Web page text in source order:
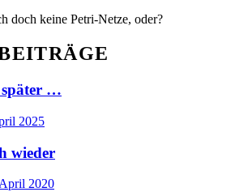
doch keine Petri-Netze, oder?
später …
2025
wieder
2020